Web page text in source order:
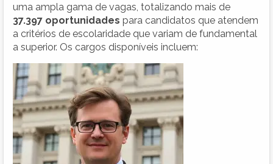
uma ampla gama de vagas, totalizando mais de
37.397 oportunidades para candidatos que atendem
a critérios de escolaridade que variam de fundamental
a superior. Os cargos disponíveis incluem: